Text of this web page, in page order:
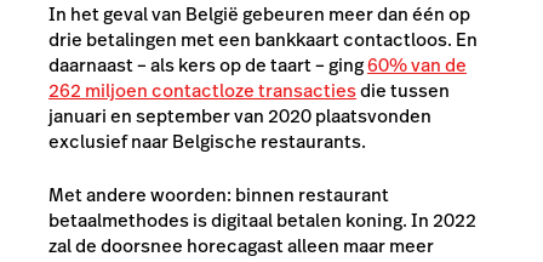
In het geval van België gebeuren meer dan één op
drie betalingen met een bankkaart contactloos. En
daarnaast – als kers op de taart – ging60% van de
262 miljoen contactloze transactiesdie tussen
januari en september van 2020 plaatsvonden
exclusief naar Belgische restaurants.
Met andere woorden: binnen restaurant
betaalmethodes is digitaal betalen koning. In 2022
zal de doorsnee horecagast alleen maar meer